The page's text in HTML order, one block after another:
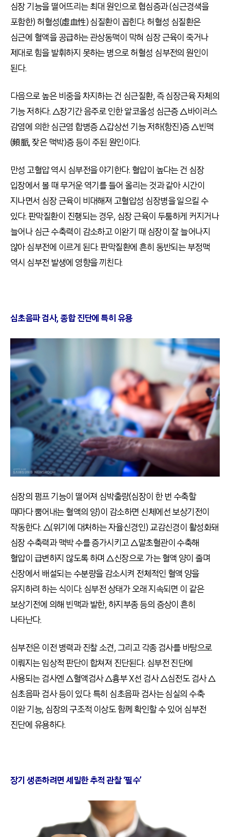
심장 기능을 떨어뜨리는 최대 원인으로 협심증과 (심근경색을
포함한) 허혈성(虛血性) 심질환이 꼽힌다. 허혈성 심질환은
심근에 혈액을 공급하는 관상동맥이 막혀 심장 근육이 죽거나
제대로 힘을 발휘하지 못하는 병으로 허혈성 심부전의 원인이
된다.
다음으로 높은 비중을 차지하는 건 심근질환, 즉 심장근육 자체의
기능 저하다. △장기간 음주로 인한 알코올성 심근증 △바이러스
감염에 의한 심근염 합병증 △갑상선 기능 저하(항진)증 △빈맥
(頻脈, 잦은 맥박)증 등이 주된 원인이다.
만성 고혈압 역시 심부전을 야기한다. 혈압이 높다는 건 심장
입장에서 볼 때 무거운 역기를 들어 올리는 것과 같아 시간이
지나면서 심장 근육이 비대해져 고혈압성 심장병을 일으킬 수
있다. 판막질환이 진행되는 경우, 심장 근육이 두툼하게 커지거나
늘어나 심근 수축력이 감소하고 이완기 때 심장이 잘 늘어나지
않아 심부전에 이르게 된다. 판막질환에 흔히 동반되는 부정맥
역시 심부전 발생에 영향을 끼친다.
심초음파 검사, 종합 진단에 특히 유용
심장의 펌프 기능이 떨어져 심박출량(심장이 한 번 수축할
때마다 뿜어내는 혈액의 양)이 감소하면 신체에선 보상기전이
작동한다. △(위기에 대처하는 자율신경인) 교감신경이 활성화돼
심장 수축력과 맥박 수를 증가시키고 △말초혈관이 수축해
혈압이 급변하지 않도록 하며 △신장으로 가는 혈액 양이 줄며
신장에서 배설되는 수분량을 감소시켜 전체적인 혈액 양을
유지하려 하는 식이다. 심부전 상태가 오래 지속되면 이 같은
보상기전에 의해 빈맥과 발한, 하지부종 등의 증상이 흔히
나타난다.
심부전은 이전 병력과 진찰 소견, 그리고 각종 검사를 바탕으로
이뤄지는 임상적 판단이 합쳐져 진단된다. 심부전 진단에
사용되는 검사엔 △혈액검사 △흉부 X선 검사 △심전도 검사 △
심초음파 검사 등이 있다. 특히 심초음파 검사는 심실의 수축·
이완 기능, 심장의 구조적 이상도 함께 확인할 수 있어 심부전
진단에 유용하다.
장기 생존하려면 세밀한 추적 관찰 ‘필수’